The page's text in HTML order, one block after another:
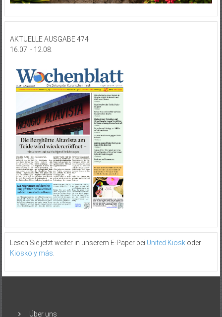
AKTUELLE AUSGABE 474
16.07. - 12.08.
Lesen Sie jetzt weiter in unserem E-Paper bei United Kioskoder
Kiosko y más.
Über uns